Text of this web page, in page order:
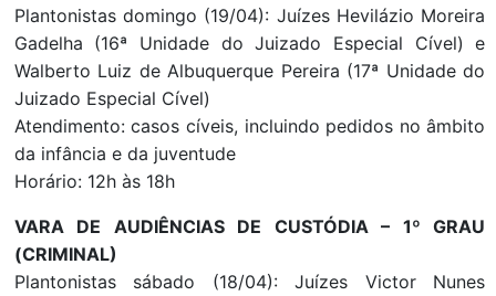
Plantonistas domingo (19/04): Juízes Hevilázio Moreira
Gadelha (16ª Unidade do Juizado Especial Cível) e
Walberto Luiz de Albuquerque Pereira (17ª Unidade do
Juizado Especial Cível)
Atendimento: casos cíveis, incluindo pedidos no âmbito
da infância e da juventude
Horário: 12h às 18h
VARA DE AUDIÊNCIAS DE CUSTÓDIA – 1º GRAU
(CRIMINAL)
Plantonistas sábado (18/04): Juízes Victor Nunes